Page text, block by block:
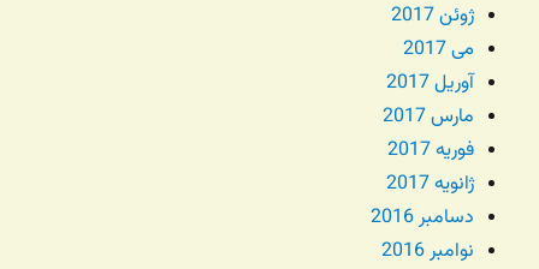
ژوئن 2017
می 2017
آوریل 2017
مارس 2017
فوریه 2017
ژانویه 2017
دسامبر 2016
نوامبر 2016